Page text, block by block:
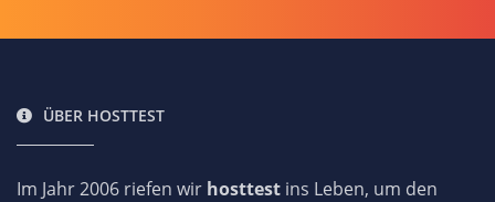
ÜBER HOSTTEST
Im Jahr 2006 riefen wir hosttest ins Leben, um den